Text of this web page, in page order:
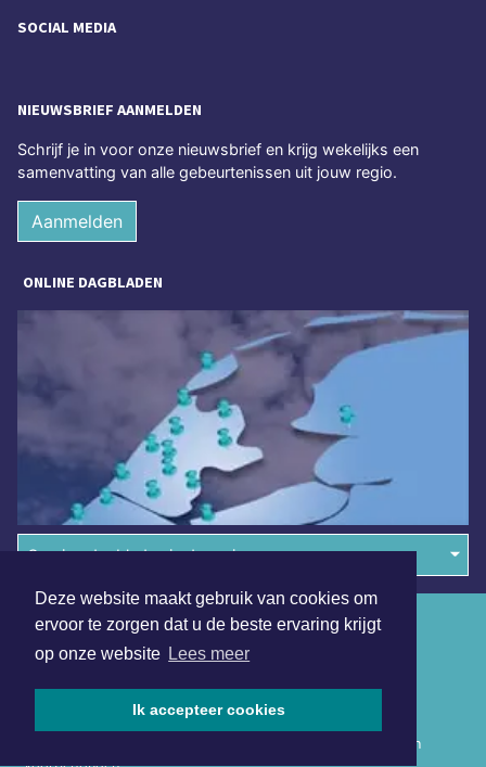
Deze website maakt gebruik van cookies om
ervoor te zorgen dat u de beste ervaring krijgt
op onze website Lees meer
Ik accepteer cookies
SOCIAL MEDIA
NIEUWSBRIEF AANMELDEN
Schrijf je in voor onze nieuwsbrief en krijg wekelijks een
samenvatting van alle gebeurtenissen uit jouw regio.
Aanmelden
ONLINE DAGBLADEN
Overige dagbladen in de regio
Copyright (c) 2026 | Hollandskroondagblad.nl - Alle rechten
Algemene voorwaarden
Disclaimer